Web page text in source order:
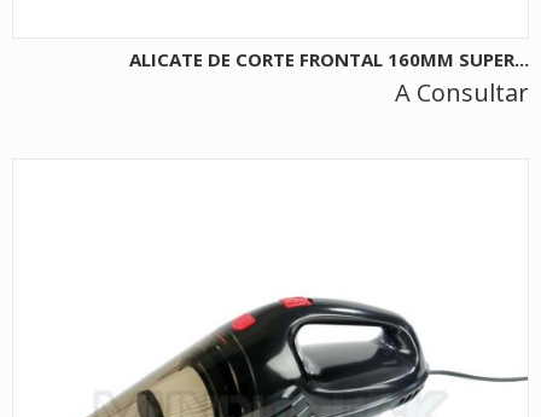
ALICATE DE CORTE FRONTAL 160MM SUPER...
A Consultar